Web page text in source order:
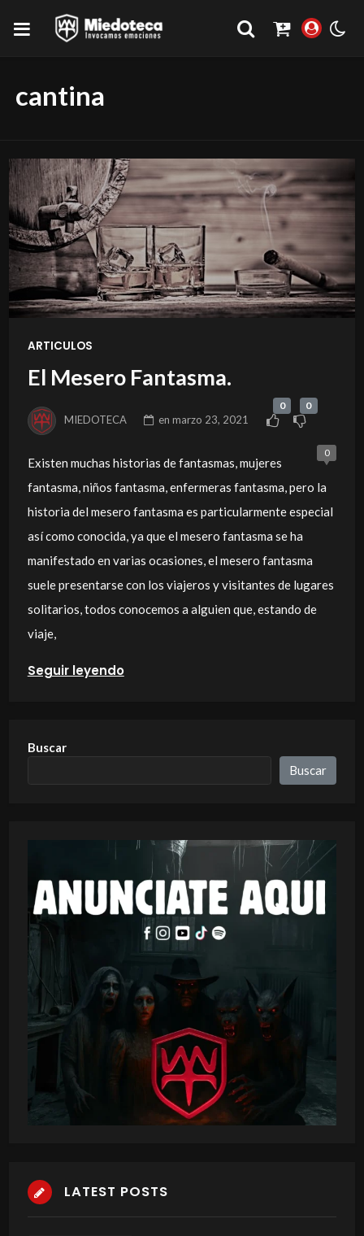
cantina
ARTICULOS
El Mesero Fantasma.
MIEDOTECA enmarzo 23, 2021
0 0
0
Existen muchas historias de fantasmas, mujeres
fantasma, niños fantasma, enfermeras fantasma, pero la
historia del mesero fantasma es particularmente especial
así como conocida, ya que el mesero fantasma se ha
manifestado en varias ocasiones, el mesero fantasma
suele presentarse con los viajeros y visitantes de lugares
solitarios, todos conocemos a alguien que, estando de
viaje,
Seguir leyendo
Buscar
Buscar
LATEST POSTS